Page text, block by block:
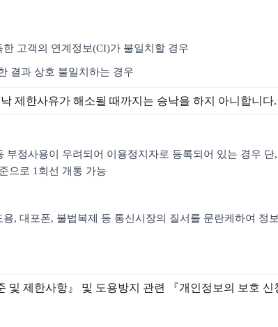
고객의 연계정보(CI)가 불일치할 경우
결과 상호 불일치하는 경우
제한사유가 해소될 때까지는 승낙을 하지 아니합니다.
정사용이 우려되어 이용정지자로 등록되어 있는 경우
으로 1회선 개통 가능
, 대포폰, 불법복제 등 통신시장의 질서를 문란케하여 정
제한사항』 및 도용방지 관련 『개인정보의 보호 신